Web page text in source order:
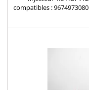
compatibles : 9674973080